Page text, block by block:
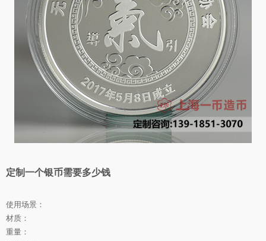
定制一个银币需要多少钱
使用场景：
材质：
重量：